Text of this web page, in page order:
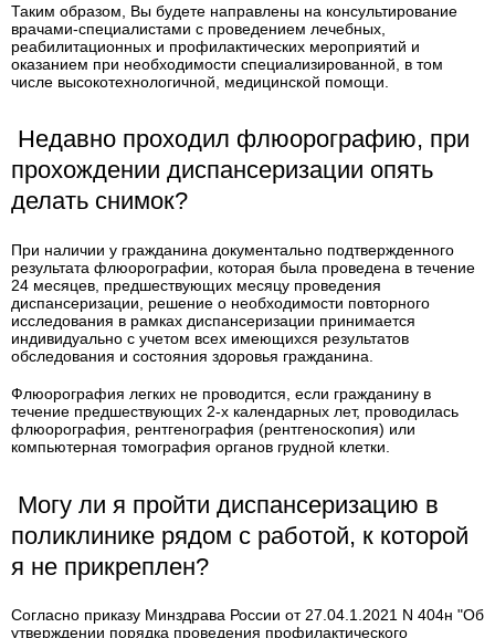
Таким образом, Вы будете направлены на консультирование
врачами-специалистами с проведением лечебных,
реабилитационных и профилактических мероприятий и
оказанием при необходимости специализированной, в том
числе высокотехнологичной, медицинской помощи.
Недавно проходил флюорографию, при
прохождении диспансеризации опять
делать снимок?
При наличии у гражданина документально подтвержденного
результата флюорографии, которая была проведена в течение
24 месяцев, предшествующих месяцу проведения
диспансеризации, решение о необходимости повторного
исследования в рамках диспансеризации принимается
индивидуально с учетом всех имеющихся результатов
обследования и состояния здоровья гражданина.
Флюорография легких не проводится, если гражданину в
течение предшествующих 2-х календарных лет, проводилась
флюорография, рентгенография (рентгеноскопия) или
компьютерная томография органов грудной клетки.
Могу ли я пройти диспансеризацию в
поликлинике рядом с работой, к которой
я не прикреплен?
Согласно приказу Минздрава России от 27.04.1.2021 N 404н "Об
утверждении порядка проведения профилактического